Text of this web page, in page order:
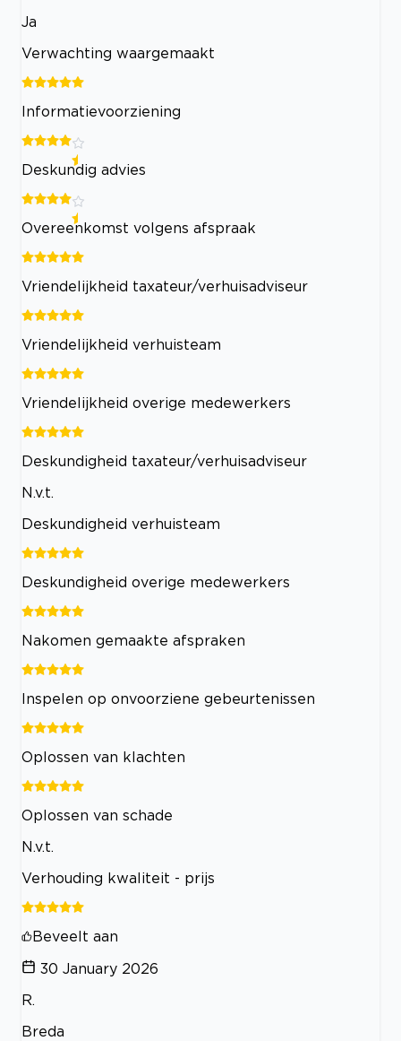
Ja
Verwachting waargemaakt
Informatievoorziening
Deskundig advies
Overeenkomst volgens afspraak
Vriendelijkheid taxateur/verhuisadviseur
Vriendelijkheid verhuisteam
Vriendelijkheid overige medewerkers
Deskundigheid taxateur/verhuisadviseur
N.v.t.
Deskundigheid verhuisteam
Deskundigheid overige medewerkers
Nakomen gemaakte afspraken
Inspelen op onvoorziene gebeurtenissen
Oplossen van klachten
Oplossen van schade
N.v.t.
Verhouding kwaliteit - prijs
Beveelt aan
30 January 2026
R.
Breda